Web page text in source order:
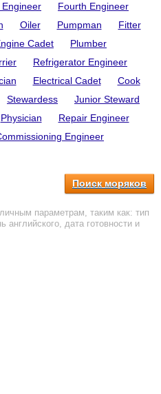
Fourth Engineer
Oiler Pumpman
Fitter
Cadet
Plumber
Refrigerator Engineer
Electrical Cadet
Cook
Stewardess
Junior Steward
Physician
Repair Engineer
Engineer
Поиск моряков
параметрам, таким как: тип
английского, дата готовности и